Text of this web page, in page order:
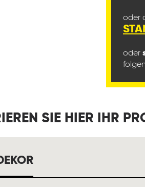
oder
oder
SIE HIER IHR
AUSWÄHLEN